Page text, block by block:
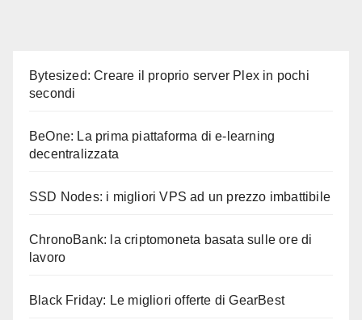
Bytesized: Creare il proprio server Plex in pochi
secondi
BeOne: La prima piattaforma di e-learning
decentralizzata
SSD Nodes: i migliori VPS ad un prezzo imbattibile
ChronoBank: la criptomoneta basata sulle ore di
lavoro
Black Friday: Le migliori offerte di GearBest